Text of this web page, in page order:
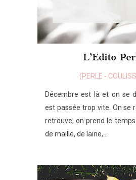
L’Edito
(PERLE -
Décembre est là et on se
est passée trop vite. On se
retrouve, on prend le
de maille, de laine,...